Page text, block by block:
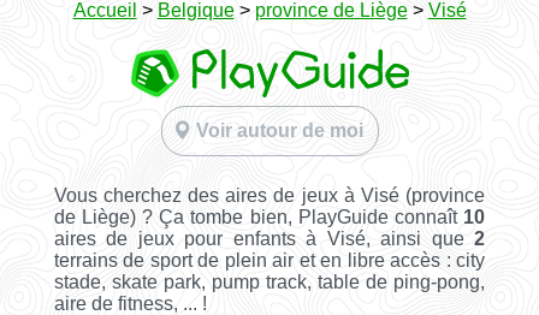
Accueil > Belgique> province de Liège> Visé
Voir autour de moi
Vous cherchez des aires de jeux à Visé (province
de Liège) ? Ça tombe bien, PlayGuide connaît 10
aires de jeux pour enfants à Visé, ainsi que2
terrains de sport de plein air et en libre accès : city
stade, skate park, pump track, table de ping-pong,
aire de fitness, ... !